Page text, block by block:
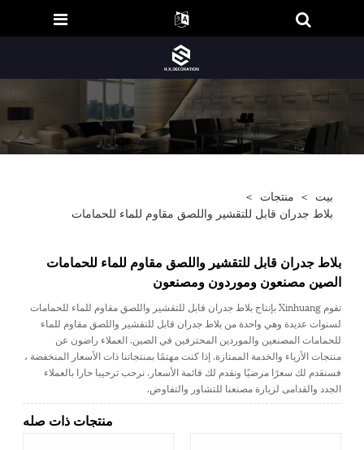
بيت > منتجات >
بلاط جدران قابل للتقشير واللصق مقاوم للماء للحمامات
بلاط جدران قابل للتقشير واللصق مقاوم للماء للحمامات
الصين مصنعون وموردون ومصنعون
تقوم Xinhuang بإنتاج بلاط جدران قابل للتقشير واللصق مقاوم للماء للحمامات
لسنوات عديدة وهي واحدة من بلاط جدران قابل للتقشير واللصق مقاوم للماء
للحمامات المصنعين والموردين المحترفين في الصين. العملاء راضون عن
منتجات الأزياء والخدمة الممتازة. إذا كنت مهتمًا بمنتجاتنا ذات الأسعار المنخفضة ،
فسنقدم لك سعرًا مرضيًا ونقدم لك قائمة الأسعار. نرحب ترحيبا حارا بالعملاء
الجدد والقدامى لزيارة مصنعنا للتشاور والتفاوض.
منتجات ذات صله